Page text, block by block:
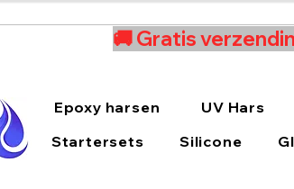
🚚 Gratis
Epoxy harsen UV Hars
Startersets
Silicone